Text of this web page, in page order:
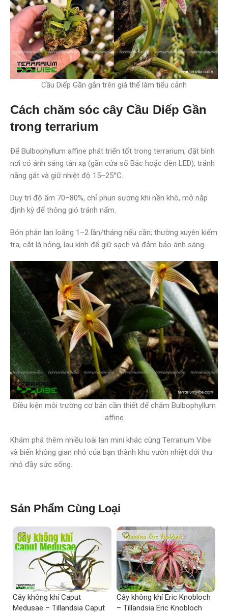
Cầu Diếp Gần gắn trên giá thể làm tiểu cảnh
Cách chăm sóc cây Cầu Diếp Gần
trong terrarium
Để Bulbophyllum affine phát triển tốt trong terrarium, đặt bình
nơi có ánh sáng tán xạ (gần cửa sổ Bắc hoặc đèn LED), tránh
nắng gắt và giữ nhiệt độ 15–25°C.
Duy trì độ ẩm 70–80%, chỉ phun sương khi nền khô, mở nắp
định kỳ để thông gió tránh nấm.
Bón phân lan loãng 1–2 lần/tháng nếu cần; thường xuyên kiểm
tra, cắt lá hỏng, lau kính để giữ sạch và đảm bảo ánh sáng.
Điều kiện môi trường cơ bản cần thiết để chăm Bulbophyllum
affine
Khám phá thêm nhiều loài lan mini khác cùng Terrarium Vibe
và biến không gian nhỏ của bạn thành khu vườn nhiệt đới thu
nhỏ đầy sức sống.
Sản Phẩm Cùng Loại
Cây không khí Caput
Medusae – Tillandsia Caput
Cây không khí Eric Knobloch
– Tillandsia Eric Knobloch